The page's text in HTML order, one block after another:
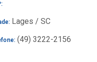
Lages / SC
(49) 3222-2156